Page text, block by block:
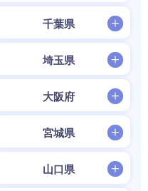
千葉県
埼玉県
大阪府
宮城県
山口県